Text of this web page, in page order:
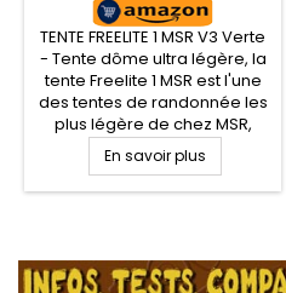
TENTE FREELITE 1 MSR V3 Verte
- Tente dôme ultra légère, la
tente Freelite 1 MSR est l'une
des tentes de randonnée les
plus légère de chez MSR,
voire du marché,
spécialement adaptée à la
randonnée et au trek. Tente 3
ne pèse que 1 kg et très facile
à monter. Bon espace de vie
En savoir plus